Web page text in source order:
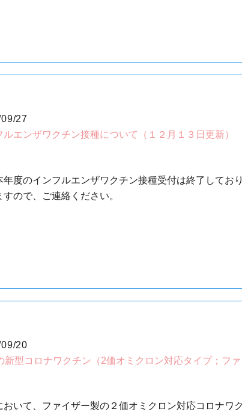
27
ルエンザワクチン接種について（１２月１３日更新）
年度のインフルエンザワクチン接種受付は終了して
すので、ご連絡ください。
20
新型コロナワクチン（2価オミクロン対応タイプ；フ
おいて、ファイザー製の２価オミクロン対応コロナワ